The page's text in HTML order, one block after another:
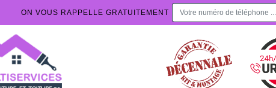
ON VOUS RAPPELLE GRATUITEMENT